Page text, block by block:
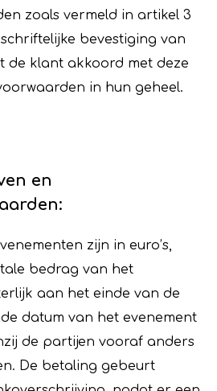
zoals vermeld in artikel 3
bevestiging van
de klant akkoord met deze
in hun geheel.
en
zijn in euro’s,
bedrag van het
aan het einde van de
datum van het evenement
de partijen vooraf anders
De betaling gebeurt